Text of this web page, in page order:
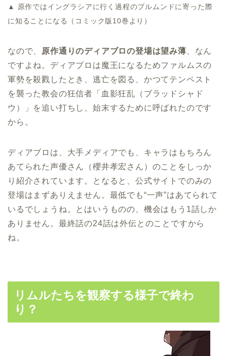
▲ 原作ではイングラシアに行く過程のブルムンドに寄った際
に知ることになる（コミック版10巻より）
なので、 原作通りのディアブロの登場は望み薄 、なん
ですよね。ディアブロは魔王になるためファルムスの
軍勢を殺戮したとき、逃亡を図る、かつてテンペスト
を襲った教会の狂信者「血影狂乱（ブラッドシャド
ウ）」を追い打ちし、始末するために呼ばれたのです
から。
ディアブロは、大手メディアでも、キャラはもちろん
あてられた声優さん（櫻井孝宏さん）のことをしっか
り紹介されています。となると、公式サイトでのみの
登場はまずありえません。最低でも“一声”はあてられて
いるでしょうね。とはいうものの、機会はもう1話しか
ありません。最終話の24話は外伝とのことですから
ね。
リムルたちを観察する様子で終わ
り？